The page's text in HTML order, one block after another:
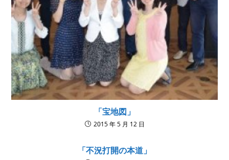
「宝地図」
2015 年 5 月 12 日
「不況打開の本道」